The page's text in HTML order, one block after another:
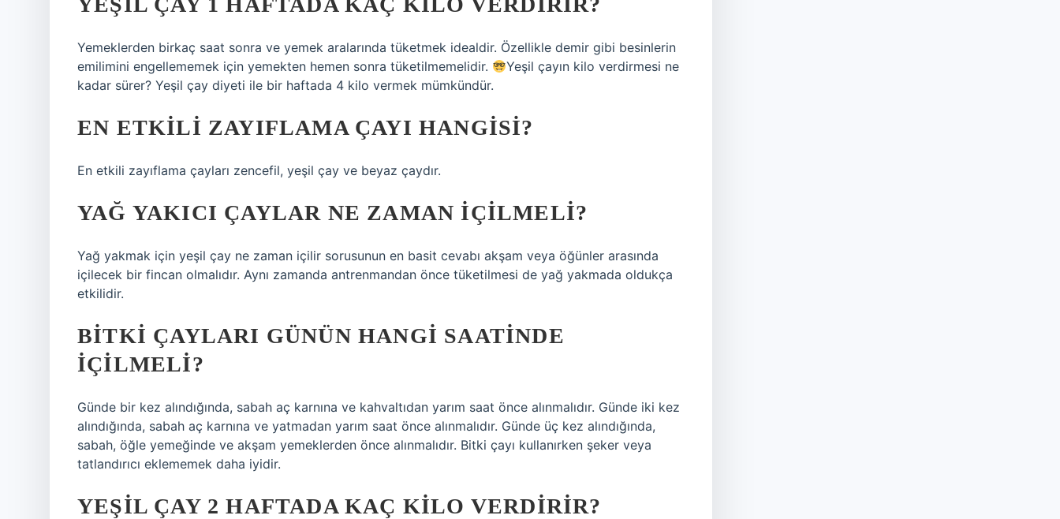
Yemeklerden birkaç saat sonra ve yemek aralarında tüketmek idealdir. Özellikle demir gibi besinlerin
emilimini engellememek için yemekten hemen sonra tüketilmemelidir.
Yeşil çayın kilo verdirmesi ne
kadar sürer? Yeşil çay diyeti ile bir haftada 4 kilo vermek mümkündür.
EN ETKILI ZAYIFLAMA ÇAYI HANGISI?
En etkili zayıflama çayları zencefil, yeşil çay ve beyaz çaydır.
YAĞ YAKICI ÇAYLAR NE ZAMAN IÇILMELI?
Yağ yakmak için yeşil çay ne zaman içilir sorusunun en basit cevabı akşam veya öğünler arasında
içilecek bir fincan olmalıdır. Aynı zamanda antrenmandan önce tüketilmesi de yağ yakmada oldukça
etkilidir.
BITKI ÇAYLARI GÜNÜN HANGI SAATINDE
IÇILMELI?
Günde bir kez alındığında, sabah aç karnına ve kahvaltıdan yarım saat önce alınmalıdır. Günde iki kez
alındığında, sabah aç karnına ve yatmadan yarım saat önce alınmalıdır. Günde üç kez alındığında,
sabah, öğle yemeğinde ve akşam yemeklerden önce alınmalıdır. Bitki çayı kullanırken şeker veya
tatlandırıcı eklememek daha iyidir.
YEŞIL ÇAY 2 HAFTADA KAÇ KILO VERDIRIR?